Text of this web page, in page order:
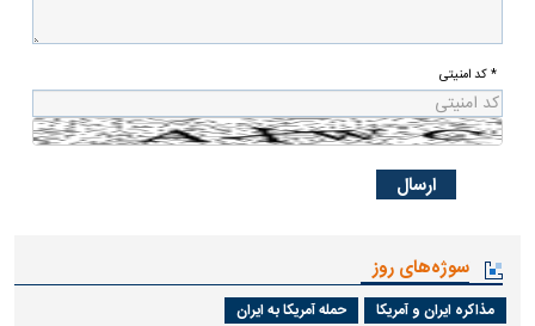
* کد امنیتی
سوژه‌های روز
مذاکره ایران و آمریکا حمله آمریکا به ایران